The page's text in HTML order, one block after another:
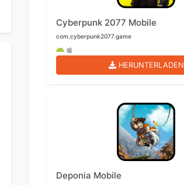
Cyberpunk 2077 Mobile
com.cyberpunk2077.game
HERUNTERLADEN
Deponia Mobile